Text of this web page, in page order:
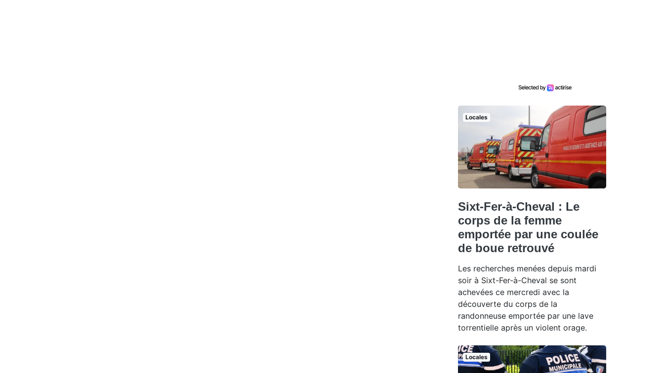
Locales
Sixt-Fer-à-Cheval : Le
corps de la femme
emportée par une coulée
de boue retrouvé
Les recherches menées depuis mardi
soir à Sixt-Fer-à-Cheval se sont
achevées ce mercredi avec la
découverte du corps de la
randonneuse emportée par une lave
torrentielle après un violent orage.
Locales